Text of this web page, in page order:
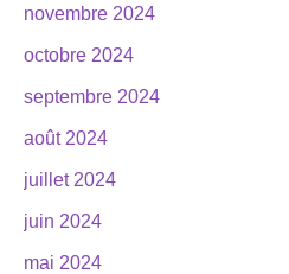
novembre 2024
octobre 2024
septembre 2024
août 2024
juillet 2024
juin 2024
mai 2024